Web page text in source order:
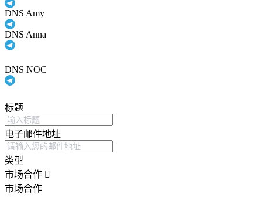
DNS Amy
DNS Anna
DNS NOC
标题
电子邮件地址
类型
市场合作
市场合作